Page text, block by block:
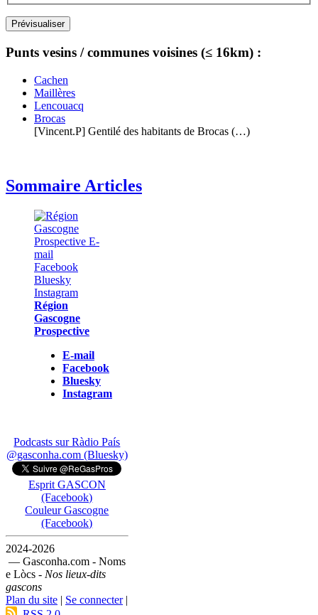
Punts vesins / communes voisines (≤ 16km) :
Cachen
Maillères
Lencouacq
Brocas
[Vincent.P] Gentilé des habitants de Brocas (…)
Sommaire Articles
Région
Gascogne
Prospective
E-mail
Facebook
Bluesky
Instagram
Podcasts sur Ràdio País
@gasconha.com (Bluesky)
Esprit GASCON
(Facebook)
Couleur Gascogne
(Facebook)
2024-2026
— Gasconha.com - Noms
e Lòcs - Nos lieux-dits
gascons
Plan du site | Se connecter|